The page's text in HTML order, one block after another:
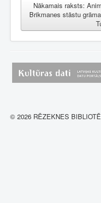
Nākamais raksts:
Brikmanes stāstu
© 2026 RĒZEKNES